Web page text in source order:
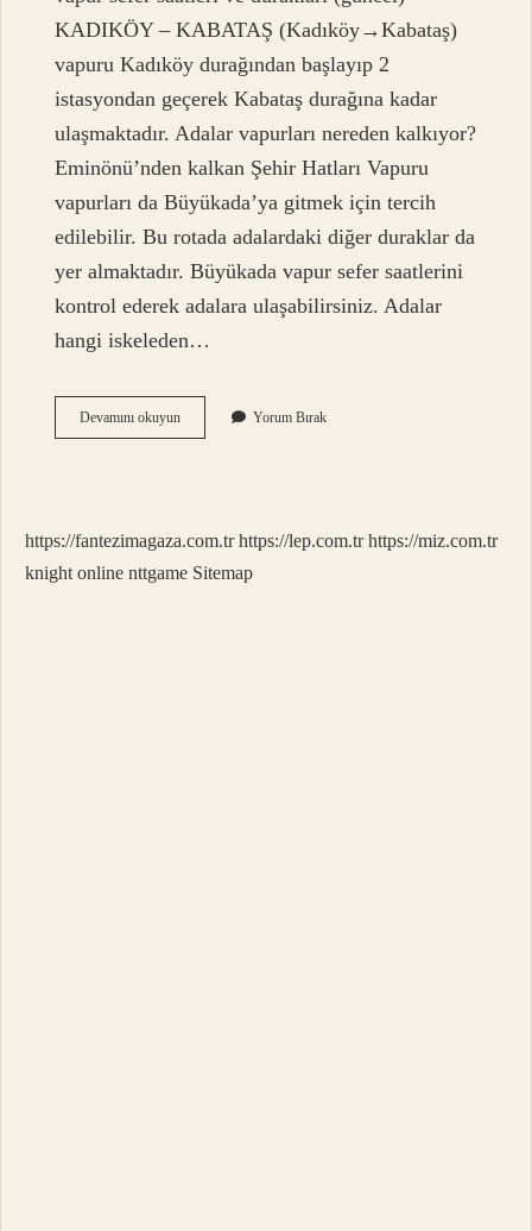
KADIKÖY – KABATAŞ (Kadıköy→Kabataş)
vapuru Kadıköy durağından başlayıp 2
istasyondan geçerek Kabataş durağına kadar
ulaşmaktadır. Adalar vapurları nereden kalkıyor?
Eminönü’nden kalkan Şehir Hatları Vapuru
vapurları da Büyükada’ya gitmek için tercih
edilebilir. Bu rotada adalardaki diğer duraklar da
yer almaktadır. Büyükada vapur sefer saatlerini
kontrol ederek adalara ulaşabilirsiniz. Adalar
hangi iskeleden…
Devamını okuyunKabataş
–
Yorum Bırak
https://fantezimagaza.com.tr https://lep.com.tr https://miz.com.tr
knight online nttgame Sitemap